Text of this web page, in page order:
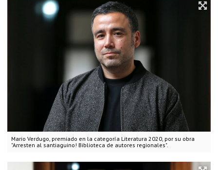
Mario Verdugo, premiado en la categoría Literatura 2020, por su obra
"Arresten al santiaguino! Biblioteca de autores regionales".